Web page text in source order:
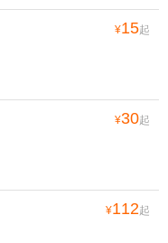
¥15起
¥30起
¥112起